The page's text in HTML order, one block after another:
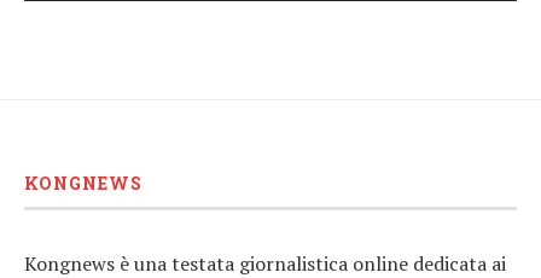
KONGNEWS
Kongnews è una testata giornalistica online dedicata ai